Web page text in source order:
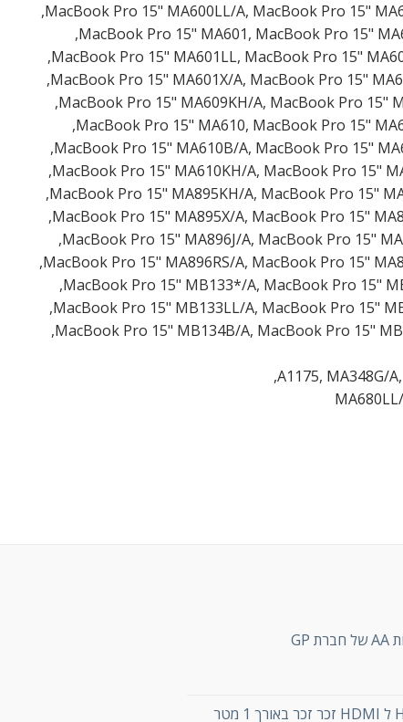
MacBook Pro 15" MA600LL/A, MacBook Pro 15"
MacBook Pro 15" MA601, MacBook Pro 15"
MacBook Pro 15" MA601LL, MacBook Pro 15"
MacBook Pro 15" MA601X/A, MacBook Pro 15"
MacBook Pro 15" MA609KH/A, MacBook Pro 15"
MacBook Pro 15" MA610, MacBook Pro 15"
MacBook Pro 15" MA610B/A, MacBook Pro 15"
MacBook Pro 15" MA610KH/A, MacBook Pro 15"
MacBook Pro 15" MA895KH/A, MacBook Pro 15"
MacBook Pro 15" MA895X/A, MacBook Pro 15"
MacBook Pro 15" MA896J/A, MacBook Pro 15"
MacBook Pro 15" MA896RS/A, MacBook Pro 15"
MacBook Pro 15" MB133*/A, MacBook Pro 15"
MacBook Pro 15" MB133LL/A, MacBook Pro 15"
MacBook Pro 15" MB134B/A, MacBook Pro 15"
A1175, MA348G/